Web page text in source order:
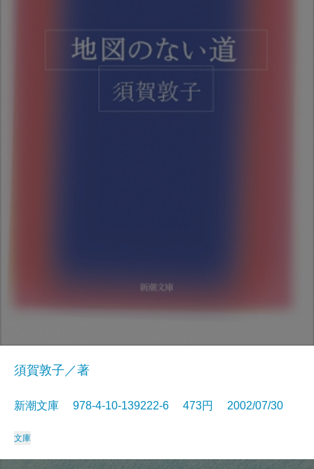
須賀敦子／著
新潮文庫 978-4-10-139222-6 473円 2002/07/30
文庫